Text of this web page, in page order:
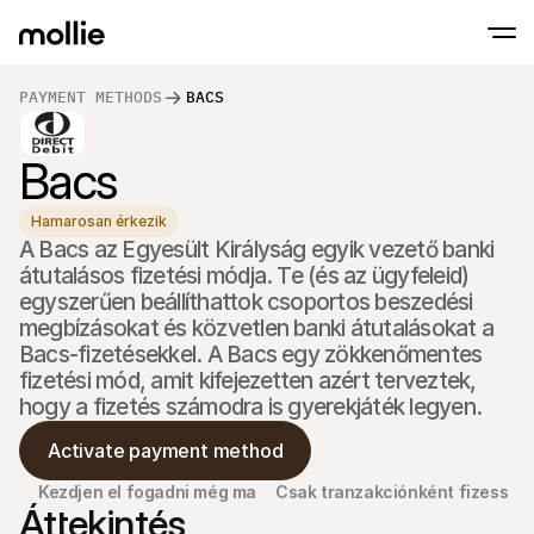
PAYMENT METHODS BACS
Bacs
Hamarosan érkezik
A Bacs az Egyesült Királyság egyik vezető banki
átutalásos fizetési módja. Te (és az ügyfeleid)
egyszerűen beállíthattok csoportos beszedési
megbízásokat és közvetlen banki átutalásokat a
Bacs-fizetésekkel. A Bacs egy zökkenőmentes
fizetési mód, amit kifejezetten azért terveztek,
hogy a fizetés számodra is gyerekjáték legyen.
Activate payment method
Kezdjen el fogadni még ma Csak tranzakciónként fizess
Áttekintés
Fogadj el fizetéseket
és eszközökkel
Pénztár
Kínálj egy Pénztár-t,
optimalizált a
Rendszeres
Gyűjtsön rendszeres
díjakat
Elfogadás és
Partnerek
Ügynökségeknek
Ismerje meg Ügynökségi Partnerprogramunkat